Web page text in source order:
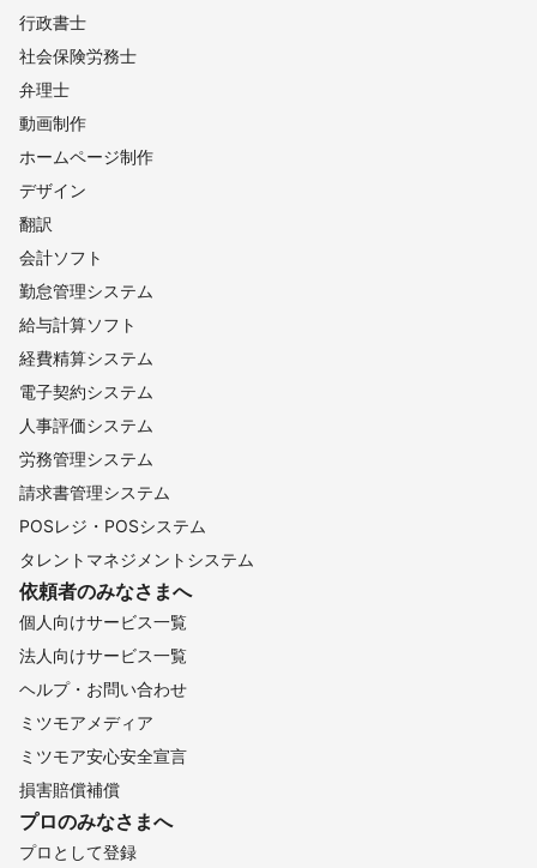
行政書士
社会保険労務士
弁理士
動画制作
ホームページ制作
デザイン
翻訳
会計ソフト
勤怠管理システム
給与計算ソフト
経費精算システム
電子契約システム
人事評価システム
労務管理システム
請求書管理システム
POSレジ・POSシステム
タレントマネジメントシステム
依頼者のみなさまへ
個人向けサービス一覧
法人向けサービス一覧
ヘルプ・お問い合わせ
ミツモアメディア
ミツモア安心安全宣言
損害賠償補償
プロのみなさまへ
プロとして登録